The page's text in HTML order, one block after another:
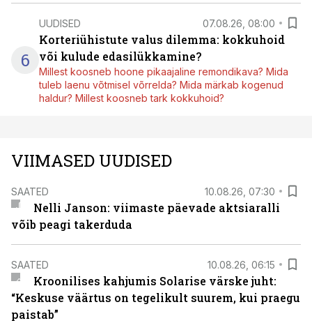
6
UUDISED 07.08.26, 08:00
Korteriühistute valus dilemma: kokkuhoid
või kulude edasilükkamine?
Millest koosneb hoone pikaajaline remondikava? Mida
tuleb laenu võtmisel võrrelda? Mida märkab kogenud
haldur? Millest koosneb tark kokkuhoid?
VIIMASED UUDISED
SAATED 10.08.26, 07:30
Nelli Janson: viimaste päevade aktsiaralli
võib peagi takerduda
SAATED 10.08.26, 06:15
Kroonilises kahjumis Solarise värske juht:
“Keskuse väärtus on tegelikult suurem, kui praegu
paistab”